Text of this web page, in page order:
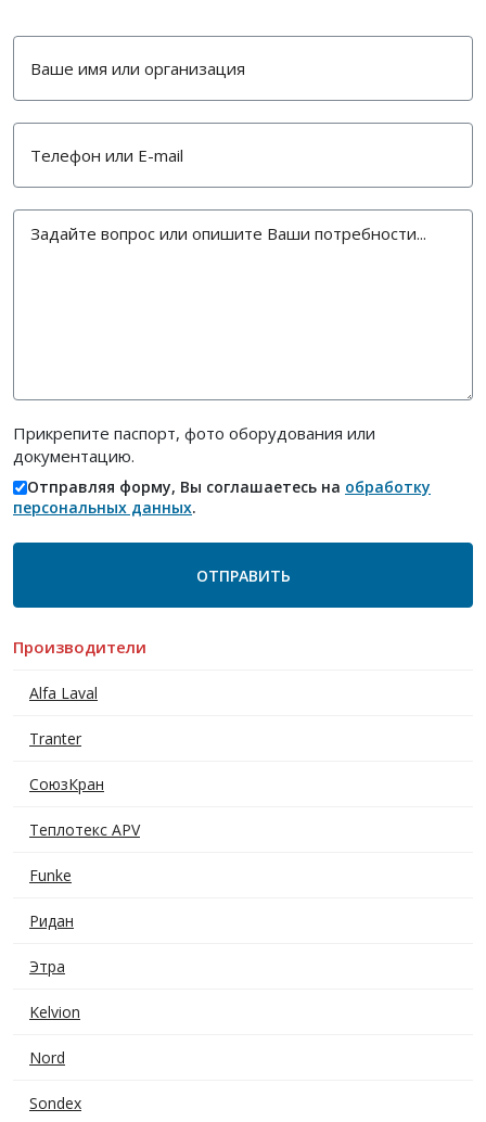
Производители
Alfa Laval
Tranter
СоюзКран
Теплотекс APV
Funke
Ридан
Этра
Kelvion
Nord
Sondex
Прикрепите паспорт, фото оборудования или
документацию.
Отправляя форму, Вы соглашаетесь на обработку
персональных данных.